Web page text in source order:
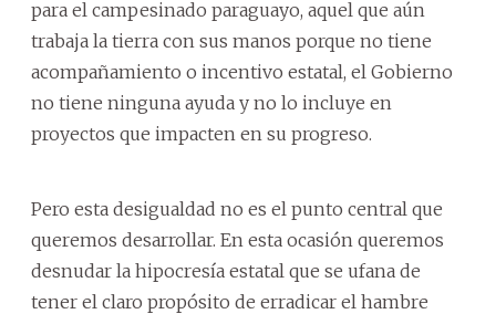
para el campesinado paraguayo, aquel que aún
trabaja la tierra con sus manos porque no tiene
acompañamiento o incentivo estatal, el Gobierno
no tiene ninguna ayuda y no lo incluye en
proyectos que impacten en su progreso.
Pero esta desigualdad no es el punto central que
queremos desarrollar. En esta ocasión queremos
desnudar la hipocresía estatal que se ufana de
tener el claro propósito de erradicar el hambre